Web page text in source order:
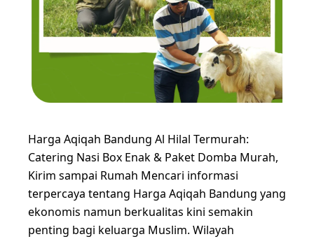
Harga Aqiqah Bandung Al Hilal Termurah:
Catering Nasi Box Enak & Paket Domba Murah,
Kirim sampai Rumah Mencari informasi
terpercaya tentang Harga Aqiqah Bandung yang
ekonomis namun berkualitas kini semakin
penting bagi keluarga Muslim. Wilayah